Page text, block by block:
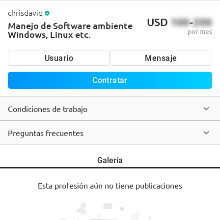
chrisdavid
Manejo de Software ambiente
Windows, Linux etc.
USD 100-200
por mes
Usuario Mensaje
Contratar
Condiciones de trabajo
Preguntas frecuentes
Galería
Esta profesión aún no tiene publicaciones